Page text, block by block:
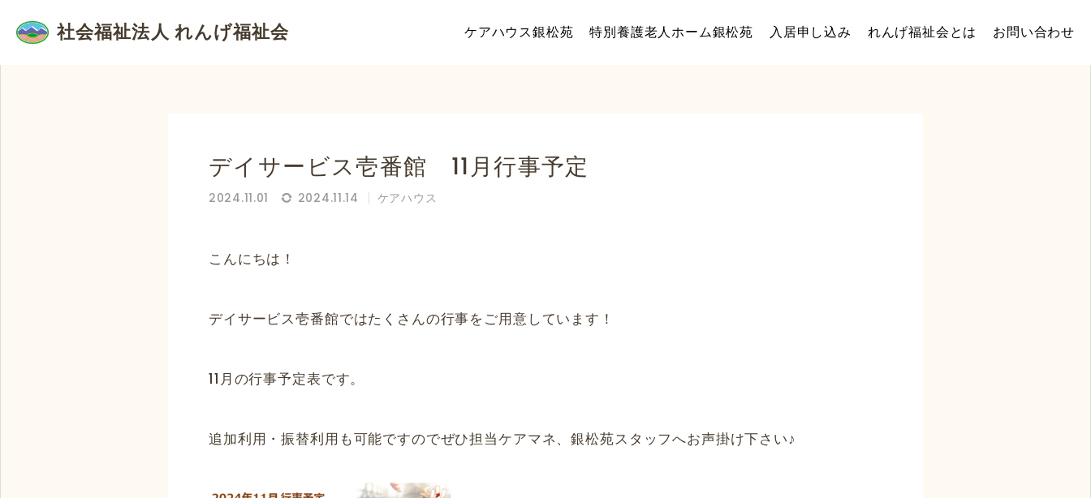
社会福祉法人 れんげ福祉会 ケアハウス銀松苑 特別養護老人ホーム銀松苑 入居申し込み れんげ福祉会とは お問い合わせ
お知らせ ケアハウス デイサービス壱番館 11月行事予定
デイサービス壱番館 11月行事予定
2024.11.01 2024.11.14 ケアハウス
こんにちは！
デイサービス壱番館ではたくさんの行事をご用意しています！
11月の行事予定表です。
追加利用・振替利用も可能ですのでぜひ担当ケアマネ、銀松苑スタッフへお声掛け下さい♪